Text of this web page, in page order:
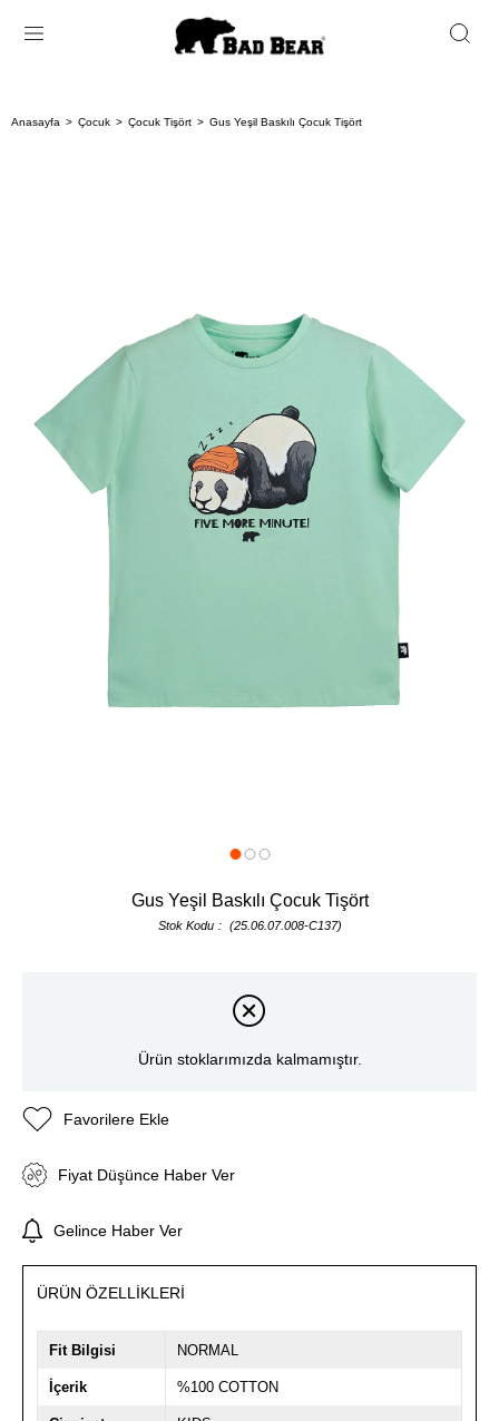
Anasayfa Çocuk Çocuk Tişört Gus Yeşil Baskılı Çocuk Tişört
Gus Yeşil Baskılı Çocuk Tişört
Stok Kodu (25.06.07.008-C137)
Ürün stoklarımızda kalmamıştır.
Favorilere Ekle
Fiyat Düşünce Haber Ver
Gelince Haber Ver
ÜRÜN ÖZELLIKLERI
Fit Bilgisi NORMAL
İçerik %100 COTTON